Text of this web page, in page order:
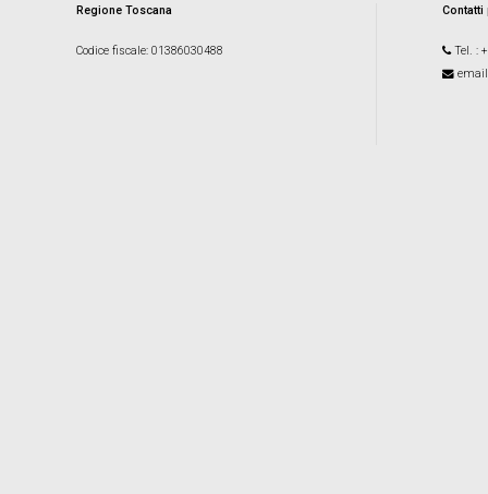
Regione Toscana
Codice fiscale: 01386030488 Tel. :
email